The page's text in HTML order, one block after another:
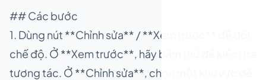
## Các bước
1. Dùng nút **Chỉnh sửa** / **Xem trước** để đổi
chế độ. Ở **Xem trước**, hãy bấm thử để kiểm tra
tương tác. Ở **Chỉnh sửa**, chọn một khu vực để